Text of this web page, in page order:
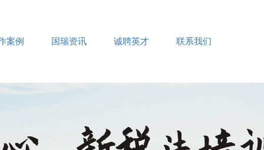
案例 国瑞资讯 诚聘英才 联系我们